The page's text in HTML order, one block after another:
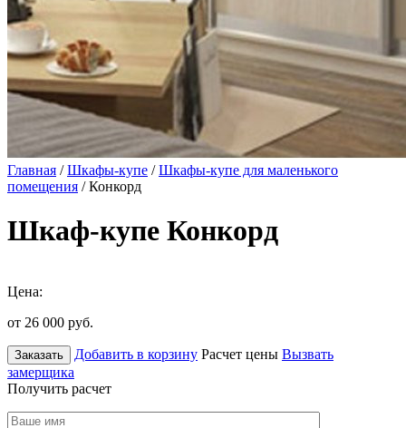
Главная /Шкафы-купе /Шкафы-купе для маленького
помещения / Конкорд
Шкаф-купе Конкорд
Цена:
от 26 000 руб.
Заказать Добавить в корзину Расчет цены Вызвать
замерщика
Получить расчет